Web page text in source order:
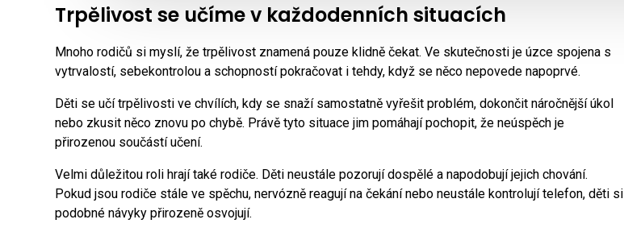
Trpělivost se učíme v každodenních situacích
Mnoho rodičů si myslí, že trpělivost znamená pouze klidně čekat. Ve skutečnosti je úzce spojena s
vytrvalostí, sebekontrolou a schopností pokračovat i tehdy, když se něco nepovede napoprvé.
Děti se učí trpělivosti ve chvílích, kdy se snaží samostatně vyřešit problém, dokončit náročnější úkol
nebo zkusit něco znovu po chybě. Právě tyto situace jim pomáhají pochopit, že neúspěch je
přirozenou součástí učení.
Velmi důležitou roli hrají také rodiče. Děti neustále pozorují dospělé a napodobují jejich chování.
Pokud jsou rodiče stále ve spěchu, nervózně reagují na čekání nebo neustále kontrolují telefon, děti si
podobné návyky přirozeně osvojují.